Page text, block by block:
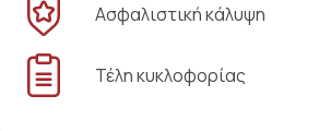
Ασφαλιστική κάλυψη
Τέλη κυκλοφορίας